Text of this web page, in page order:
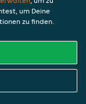
um Deine
zu finden.